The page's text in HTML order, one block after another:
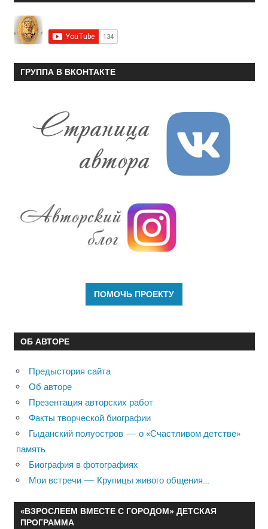
ГРУППА В ВКОНТАКТЕ
ОБ АВТОРЕ
Предыстория сайта
Об авторе
Презентация авторских работ
Факты творческой биографии
Гыданский полуостров — о «Счастливом детстве»
память
Биография в фотографиях
Мои встречи — Крупицы живого общения…
«ВЗРОСЛЕЕМ ВМЕСТЕ С ГОРОДОМ» ДЕТСКАЯ
ПРОГРАММА